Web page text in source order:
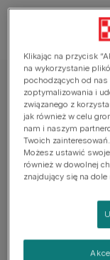
Gourmet®
GOURMET™
Kawałki z
GOURMET™
Klikając na przycisk
na wykorzystanie
pochodzących od
zoptymalizowania i
związanego z
jak również w celu
nam i naszym
Twoich
Możesz ustawić
również w dowolnej
znajdujący się na dole